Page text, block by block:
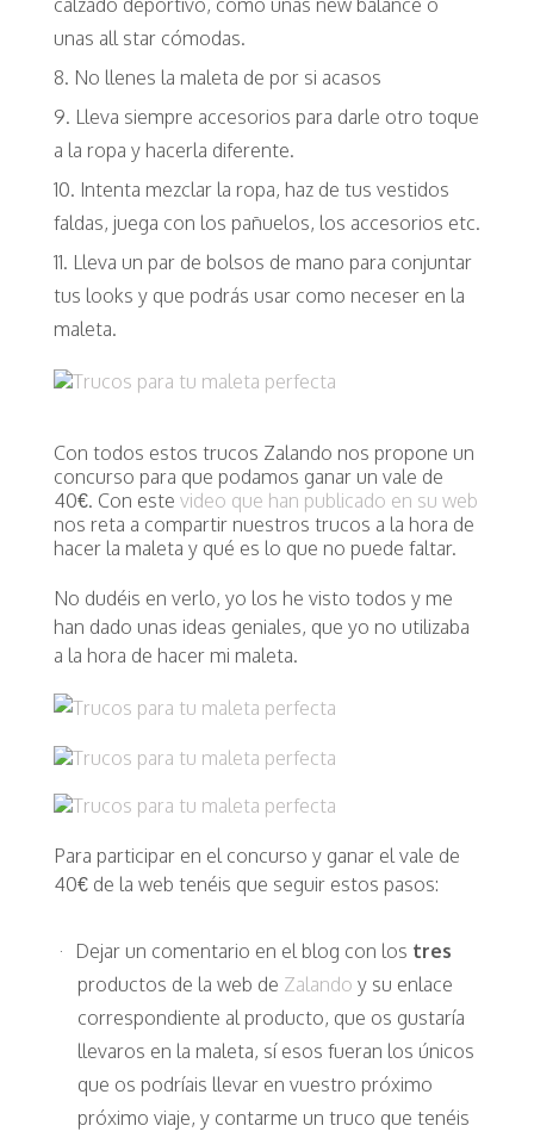
calzado deportivo, como unas new balance o
unas all star cómodas.
No llenes la maleta de por si acasos
Lleva siempre accesorios para darle otro toque
a la ropa y hacerla diferente.
Intenta mezclar la ropa, haz de tus vestidos
faldas, juega con los pañuelos, los accesorios etc.
Lleva un par de bolsos de mano para conjuntar
tus looks y que podrás usar como neceser en la
maleta.
Con todos estos trucos Zalando nos propone un
concurso para que podamos ganar un vale de
40€. Con este video que han publicado en su web
nos reta a compartir nuestros trucos a la hora de
hacer la maleta y qué es lo que no puede faltar.
No dudéis en verlo, yo los he visto todos y me
han dado unas ideas geniales, que yo no utilizaba
a la hora de hacer mi maleta.
Para participar en el concurso y ganar el vale de
40€ de la web tenéis que seguir estos pasos:
Dejar un comentario en el blog con los tres
productos de la web de Zalando y su enlace
correspondiente al producto, que os gustaría
llevaros en la maleta, sí esos fueran los únicos
que os podríais llevar en vuestro próximo
próximo viaje, y contarme un truco que tenéis